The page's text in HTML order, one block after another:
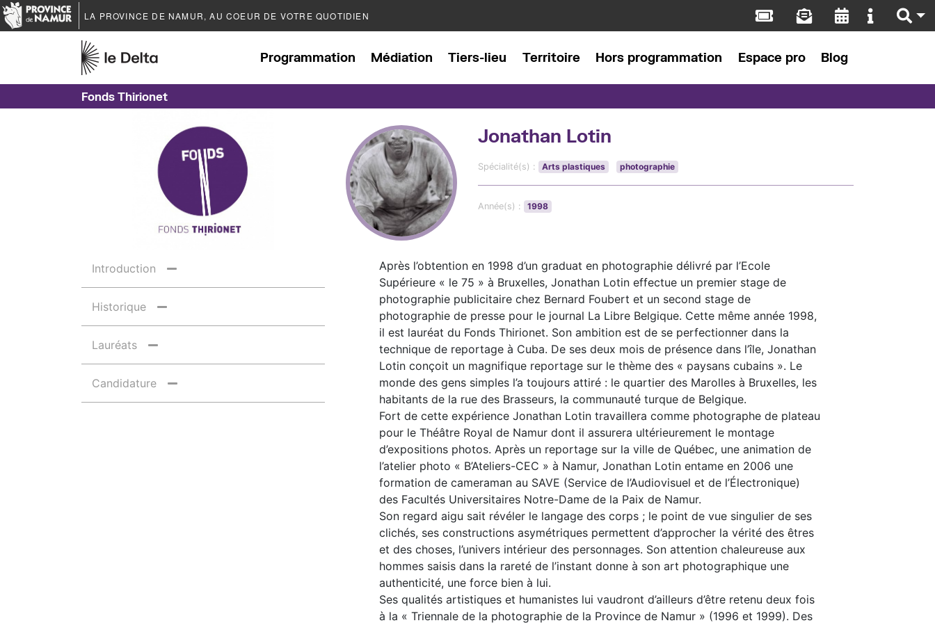
LA PROVINCE DE NAMUR, AU COEUR DE VOTRE QUOTIDIEN
Programmation Médiation Tiers-lieu Territoire Hors programmation Espace pro Blog
Fonds Thirionet
Introduction
Historique
Lauréats
Candidature
Jonathan Lotin
Spécialité(s) : Arts plastiques photographie
Année(s) : 1998
Après l’obtention en 1998 d’un graduat en photographie délivré par l’Ecole
Supérieure « le 75 » à Bruxelles, Jonathan Lotin effectue un premier stage de
photographie publicitaire chez Bernard Foubert et un second stage de
photographie de presse pour le journal La Libre Belgique. Cette même année 1998,
il est lauréat du Fonds Thirionet. Son ambition est de se perfectionner dans la
technique de reportage à Cuba. De ses deux mois de présence dans l’île, Jonathan
Lotin conçoit un magnifique reportage sur le thème des « paysans cubains ». Le
monde des gens simples l’a toujours attiré : le quartier des Marolles à Bruxelles, les
habitants de la rue des Brasseurs, la communauté turque de Belgique.
Fort de cette expérience Jonathan Lotin travaillera comme photographe de plateau
pour le Théâtre Royal de Namur dont il assurera ultérieurement le montage
d’expositions photos. Après un reportage sur la ville de Québec, une animation de
l’atelier photo « B’Ateliers-CEC » à Namur, Jonathan Lotin entame en 2006 une
formation de cameraman au SAVE (Service de l’Audiovisuel et de l’Électronique)
des Facultés Universitaires Notre-Dame de la Paix de Namur.
Son regard aigu sait révéler le langage des corps ; le point de vue singulier de ses
clichés, ses constructions asymétriques permettent d’approcher la vérité des êtres
et des choses, l’univers intérieur des personnages. Son attention chaleureuse aux
hommes saisis dans la rareté de l’instant donne à son art photographique une
authenticité, une force bien à lui.
Ses qualités artistiques et humanistes lui vaudront d’ailleurs d’être retenu deux fois
à la « Triennale de la photographie de la Province de Namur » (1996 et 1999). Des